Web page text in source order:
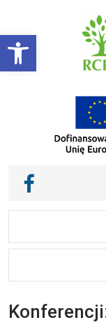
Otwórz
Main
Nasze
Facebook